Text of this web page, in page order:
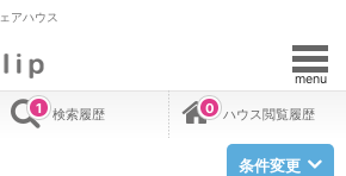
アハウス
menu
検索履歴
1 ハウス閲覧履歴
0
条件変更